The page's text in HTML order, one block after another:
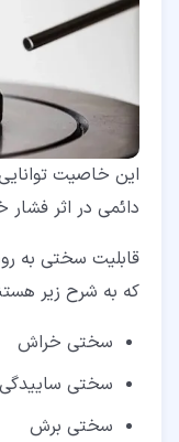
این خاصیت
دائمی در اثر
قابلیت سختی به
که به شرح زیر
سختی خراش
سختی ساییدگی
سختی برش